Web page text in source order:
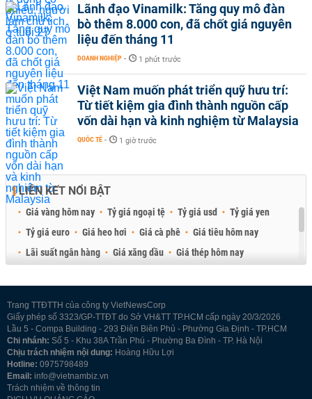
Lãnh đạo Vinamilk: Tăng quy mô đàn
bò thêm 8.000 con, đã chốt giá nguyên
liệu đến tháng 11
DOANH NGHIỆP - 1 phút trước
Việt Nam muốn phát triển quỹ hưu trí:
Từ tiết kiệm gia đình thành nguồn cấp
vốn dài hạn và kinh nghiệm từ Malaysia
QUỐC TẾ - 1 giờ trước
LIÊN KẾT NỔI BẬT
Giá vàng hôm nay Tỷ giá ngoại tệ Tỷ giá usd
Tỷ giá yen
Tỷ giá euro
Giá heo hơi Giá cà phê
Giá tiêu hôm nay
Lãi suất ngân hàng
Giá xăng dầu
Giá thép hôm nay
Trang TTĐTTH của công ty VietNewsCorp
Giấy phép số 3323/GP-TTĐT do Sở VH&TT TP.HCM cấp ngày 20/3/2026
Lầu 5 - Compa Building - 293 Điện Biên Phủ - Phường Gia Định - TP.HCM
Chi nhánh: Số 5 - Khu 38A Trần Phú - Phường Ba Đình - TP. Hà Nội
Chịu trách nhiệm nội dung: Hoàng Hữu Lợi
Hotline: 0975798489
Email: info@vietnambiz.vn
Trách nhiệm về thông tin